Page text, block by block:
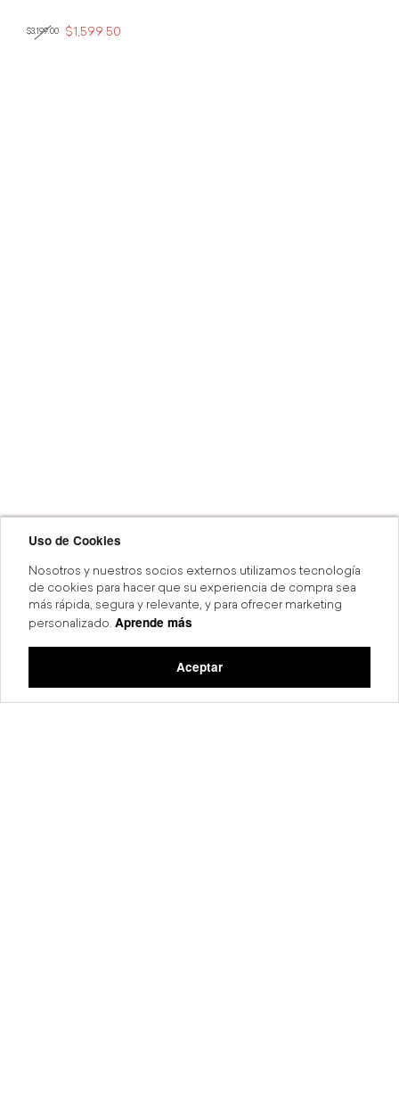
$3,199.00 $1,599.50
Uso de Cookies
Nosotros y nuestros socios externos utilizamos tecnología
de cookies para hacer que su experiencia de compra sea
más rápida, segura y relevante, y para ofrecer marketing
personalizado. Aprende más
Aceptar
Compra en línea y recoge en